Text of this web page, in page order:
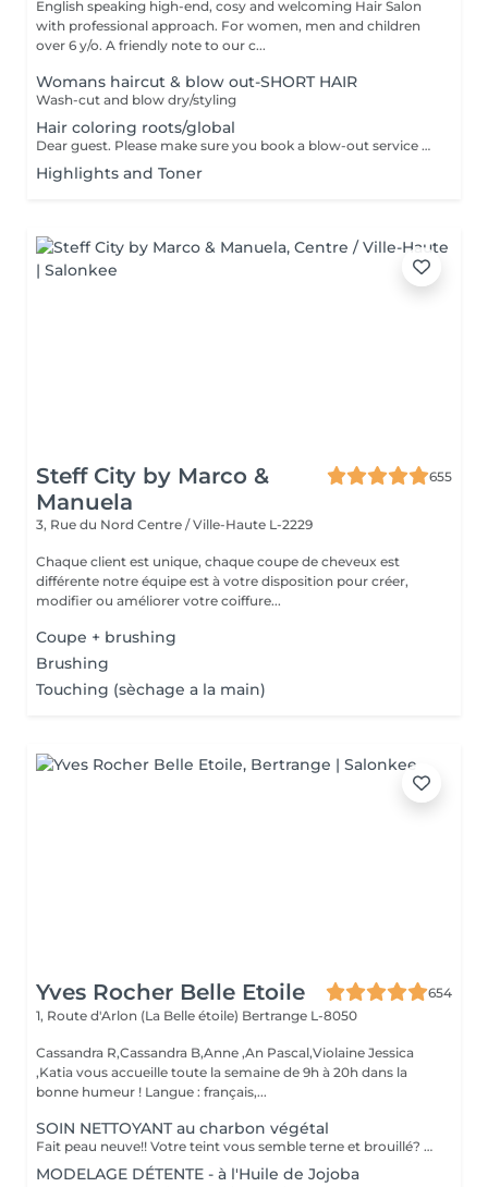
English speaking high-end, cosy and welcoming Hair Salon
with professional approach. For women, men and children
over 6 y/o. A friendly note to our c...
Womans haircut & blow out-SHORT HAIR
Wash-cut and blow dry/styling
Hair coloring roots/global
Dear guest. Please make sure you book a blow-out service after your color service, that is additional 30 minutes to the total service. Thank you for understanding. Team Centro
Highlights and Toner
Steff City by Marco &
Manuela
655
3, Rue du Nord Centre / Ville-Haute L-2229
Chaque client est unique, chaque coupe de cheveux est
différente notre équipe est à votre disposition pour créer,
modifier ou améliorer votre coiffure...
Coupe + brushing
Brushing
Touching (sèchage a la main)
Yves Rocher Belle Etoile
654
1, Route d'Arlon (La Belle étoile) Bertrange L-8050
Cassandra R,Cassandra B,Anne ,An Pascal,Violaine Jessica
,Katia vous accueille toute la semaine de 9h à 20h dans la
bonne humeur ! Langue : français,...
SOIN NETTOYANT au charbon végétal
Fait peau neuve!! Votre teint vous semble terne et brouillé? vous ressentez le besoin de nettoyer votre peau ?.Ce soin nettoyant s'adresse à vous. Il permettra de traiter votre peau sans la décaper. Purifié et detoxifiie votre visage retrouve un teint unifié, frais et lumineux. Une vraie bouffée d'oxygène pour votre peau !! Idéal pour les peaux mixtes à Grasses
MODELAGE DÉTENTE - à l'Huile de Jojoba